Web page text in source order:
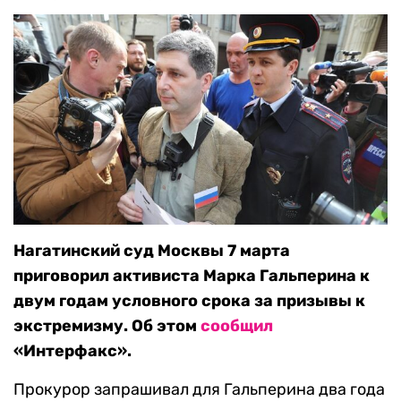
Нагатинский суд Москвы 7 марта
приговорил активиста Марка Гальперина к
двум годам условного срока за призывы к
экстремизму. Об этом сообщил
«Интерфакс».
Прокурор запрашивал для Гальперина два года